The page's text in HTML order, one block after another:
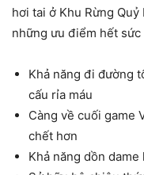
hơi tai ở Khu Rừng
những ưu điểm hết
Khả năng đi đường
cấu rỉa máu
Càng về cuối game
chết hơn
Khả năng dồn